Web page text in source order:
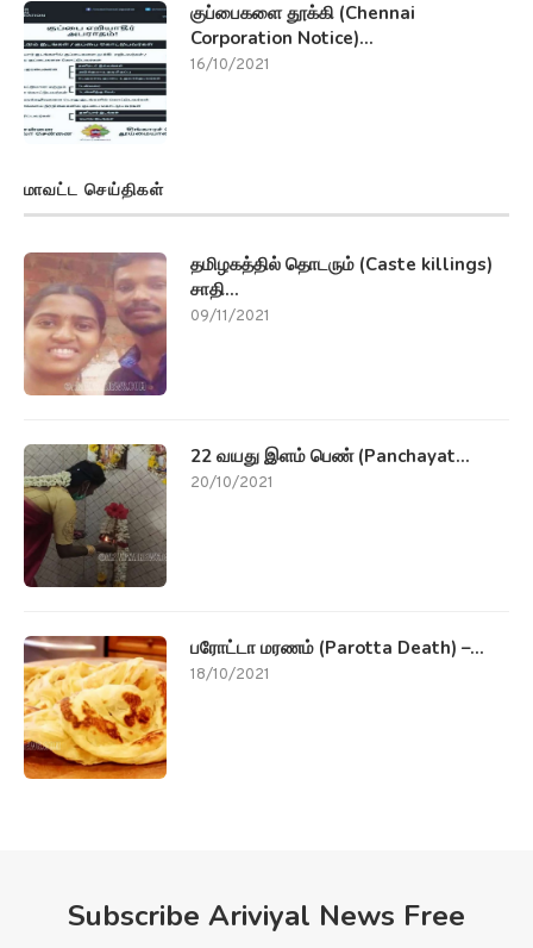
குப்பைகளை தூக்கி (Chennai
Corporation Notice)...
16/10/2021
மாவட்ட செய்திகள்
தமிழகத்தில் தொடரும் (Caste killings)
சாதி...
09/11/2021
22 வயது இளம் பெண் (Panchayat...
20/10/2021
பரோட்டா மரணம் (Parotta Death) –...
18/10/2021
Subscribe Ariviyal News Free